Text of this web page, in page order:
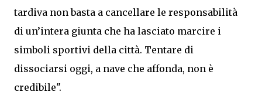
tardiva non basta a cancellare le responsabilità
di un’intera giunta che ha lasciato marcire i
simboli sportivi della città. Tentare di
dissociarsi oggi, a nave che affonda, non è
credibile".